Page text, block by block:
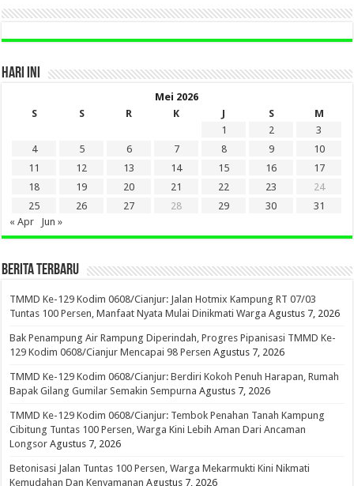
HARI INI
Mei 2026
S
S R K J S
M
1
2
3
4
5 6 7 8 9
10
11
12 13 14 15 16
17
18
19 20 21 22 23
24
25
26 27 28 29 30
31
« Apr
Jun »
BERITA TERBARU
TMMD Ke-129 Kodim 0608/Cianjur: Jalan Hotmix Kampung RT 07/03
Tuntas 100 Persen, Manfaat Nyata Mulai Dinikmati Warga Agustus 7, 2026
Bak Penampung Air Rampung Diperindah, Progres Pipanisasi TMMD Ke-
129 Kodim 0608/Cianjur Mencapai 98 Persen Agustus 7, 2026
TMMD Ke-129 Kodim 0608/Cianjur: Berdiri Kokoh Penuh Harapan, Rumah
Bapak Gilang Gumilar Semakin Sempurna Agustus 7, 2026
TMMD Ke-129 Kodim 0608/Cianjur: Tembok Penahan Tanah Kampung
Cibitung Tuntas 100 Persen, Warga Kini Lebih Aman Dari Ancaman
Longsor Agustus 7, 2026
Betonisasi Jalan Tuntas 100 Persen, Warga Mekarmukti Kini Nikmati
Kemudahan Dan Kenyamanan Agustus 7, 2026